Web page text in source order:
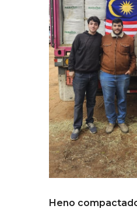
Heno